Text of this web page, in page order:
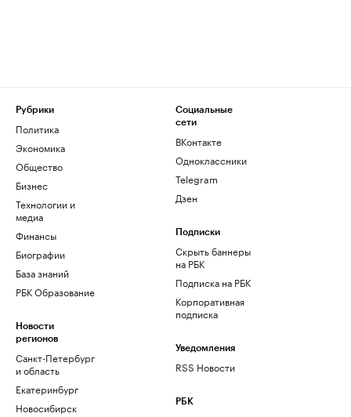
Рубрики
Политика
Экономика
Общество
Бизнес
Технологии и
медиа
Финансы
Биографии
База знаний
РБК Образование
Новости
регионов
Санкт-Петербург
и область
Екатеринбург
Новосибирск
Социальные
сети
ВКонтакте
Одноклассники
Telegram
Дзен
Подписки
Скрыть баннеры
на РБК
Подписка на РБК
Корпоративная
подписка
Уведомления
RSS Новости
РБК